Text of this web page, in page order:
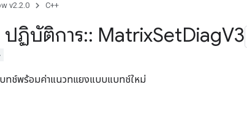
v2.2.0 C++
ปฏิบัติการ:: MatrixSetDiagV3
ทช์พร้อมค่าแนวทแยงแบบแบทช์ใหม่